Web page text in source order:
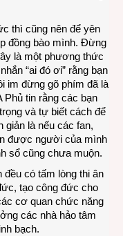
thì cũng nên để yên
đồng bào mình. Đừng
là một phương thức
“ai đó ơi” rằng bạn
im đừng gõ phím đã là
tin rằng các bạn
và tự biết cách để
là nếu các fan,
được người của mình
sổ cũng chưa muộn.
đều có tấm lòng thi ân
tạo công đức cho
cơ quan chức năng
các nhà hảo tâm
bạch.